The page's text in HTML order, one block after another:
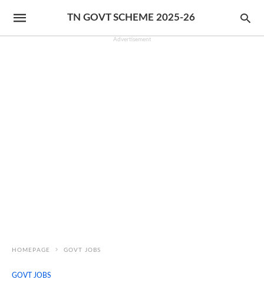
TN GOVT SCHEME 2025-26
Advertisement
HOMEPAGE GOVT JOBS
GOVT JOBS